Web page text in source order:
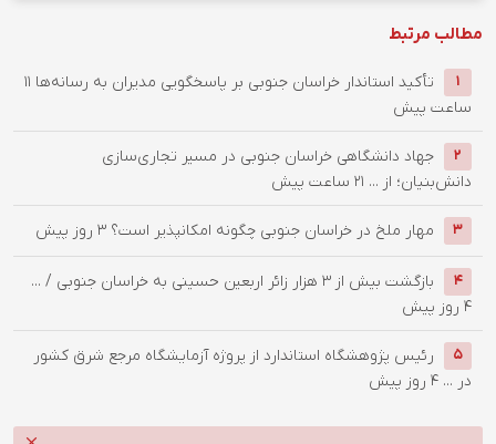
مطالب مرتبط
1 تأکید استاندار خراسان جنوبی بر پاسخگویی مدیران به رسانه‌ها 11
ساعت پیش
2
جهاد دانشگاهی خراسان جنوبی در مسیر تجاری‌سازی
دانش‌بنیان؛ از ... 21 ساعت پیش
3 ‌مهار ملخ در خراسان جنوبی چگونه امکانپذیر است؟ 3 روز پیش
4
بازگشت بیش از ۳ هزار زائر اربعین حسینی به خراسان جنوبی / ...
4 روز پیش
5
رئیس پژوهشگاه استاندارد از پروژه آزمایشگاه مرجع شرق کشور
در ... 4 روز پیش